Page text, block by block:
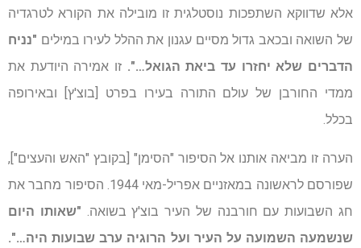
אלא שדווקא השתפכות נוסטלגית זו מובילה את הקורא לטרגדיה
של השואה ובכאב גדול מסיים עגנון את ההלל לעירו במילים "נניח
הדברים שלא יחזרו עד ביאת הגואל…". זו אמירה היודעת את
ממדי החורבן של עולם התורה בעירו בפרט [בוצ'ץ] ובאירופה
בכלל.
הערה זו מביאה אותנו אל הסיפור "הסימן" [בקובץ "האש והעצים"],
שפורסם לראשונה במאזניים אפריל-מאי 1944. הסיפור מחבר את
חג השבועות עם חורבנה של העיר בוצ'ץ בשואה. "שאותו היום
שנשמעה השמועה על העיר ועל הרוגיה ערב שבועות היה…".